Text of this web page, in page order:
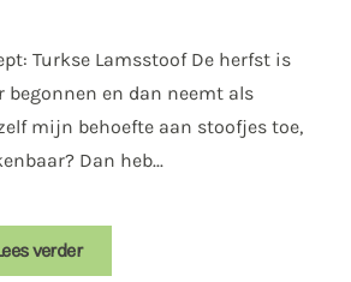
Turkse Lamsstoof De herfst is
begonnen en dan neemt als
mijn behoefte aan stoofjes toe,
Dan heb...
verder